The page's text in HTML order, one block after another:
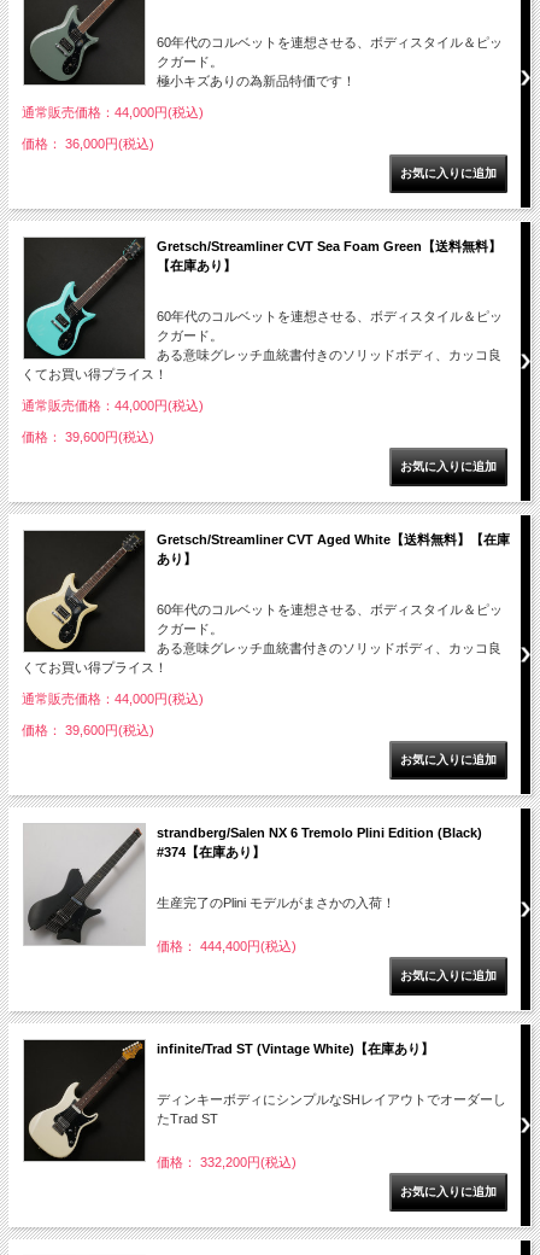
60年代のコルベットを連想させる、ボディスタイル＆ピッ
クガード。
極小キズありの為新品特価です！
通常販売価格：44,000円(税込)
価格： 36,000円(税込)
Gretsch/Streamliner CVT Sea Foam Green【送料無料】
【在庫あり】
60年代のコルベットを連想させる、ボディスタイル＆ピッ
クガード。
ある意味グレッチ血統書付きのソリッドボディ、カッコ良
くてお買い得プライス！
通常販売価格：44,000円(税込)
価格： 39,600円(税込)
Gretsch/Streamliner CVT Aged White【送料無料】【在庫
あり】
60年代のコルベットを連想させる、ボディスタイル＆ピッ
クガード。
ある意味グレッチ血統書付きのソリッドボディ、カッコ良
くてお買い得プライス！
通常販売価格：44,000円(税込)
価格： 39,600円(税込)
strandberg/Salen NX 6 Tremolo Plini Edition (Black)
#374【在庫あり】
生産完了のPlini モデルがまさかの入荷！
価格： 444,400円(税込)
infinite/Trad ST (Vintage White)【在庫あり】
ディンキーボディにシンプルなSHレイアウトでオーダーし
たTrad ST
価格： 332,200円(税込)